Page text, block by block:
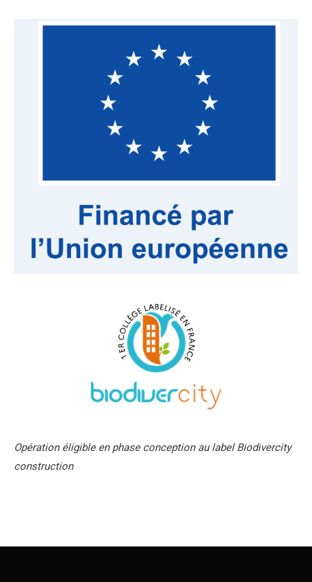
Opération éligible en phase conception au label Biodivercity
construction